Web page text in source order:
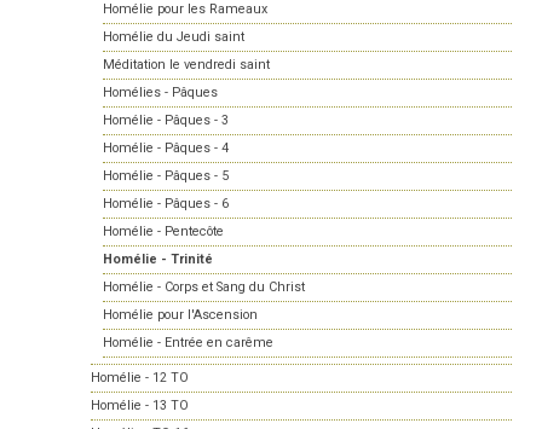
Homélie pour les Rameaux
Homélie du Jeudi saint
Méditation le vendredi saint
Homélies - Pâques
Homélie - Pâques - 3
Homélie - Pâques - 4
Homélie - Pâques - 5
Homélie - Pâques - 6
Homélie - Pentecôte
Homélie - Trinité
Homélie - Corps et Sang du Christ
Homélie pour l'Ascension
Homélie - Entrée en carême
Homélie - 12 TO
Homélie - 13 TO